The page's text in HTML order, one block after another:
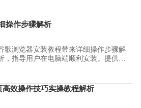
操作步骤解析
歌浏览器安装教程带来详细操作步骤解
，指导用户在电脑端顺利安装。提供快
效操作技巧实操教程解析